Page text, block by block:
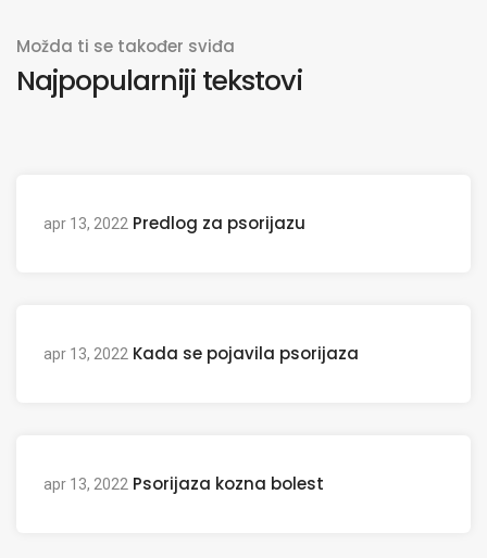
Možda ti se također sviđa
Najpopularniji tekstovi
apr 13, 2022 Predlog za psorijazu
apr 13, 2022 Kada se pojavila psorijaza
apr 13, 2022 Psorijaza kozna bolest